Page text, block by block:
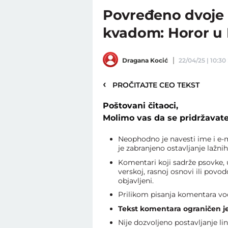
Povređeno
kvadom: Horor u
Dragana Kocić 22/04/25 | 10:30
‹ PROČITAJTE CEO TEKST
Poštovani čitaoci,
Molimo vas da se
Neophodno je navesti ime i
je zabranjeno ostavljanje
Komentari koji sadrže
verskoj, rasnoj osnovi ili
objavljeni.
Prilikom pisanja komentara
Tekst komentara ograničen
Nije dozvoljeno postavljanje